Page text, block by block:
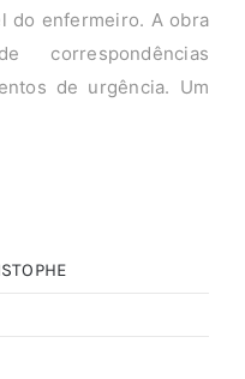
do enfermeiro. A obra
correspondências
de urgência. Um